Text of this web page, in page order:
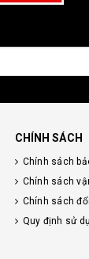
CHÍNH SÁCH
Chính sách
Chính sách
Chính sách
Quy định sử